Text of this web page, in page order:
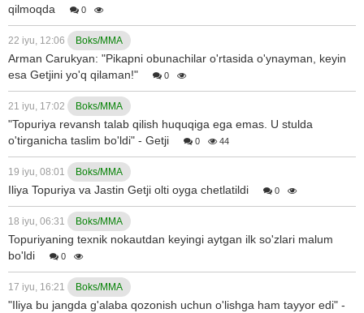
qilmoqda
0
22 iyu, 12:06 Boks/MMA
Arman Carukyan: "Pikapni obunachilar o'rtasida o'ynayman, keyin
esa Getjini yo'q qilaman!"
0
21 iyu, 17:02 Boks/MMA
"Topuriya revansh talab qilish huquqiga ega emas. U stulda
o'tirganicha taslim bo'ldi" - Getji
0 44
19 iyu, 08:01 Boks/MMA
Iliya Topuriya va Jastin Getji olti oyga chetlatildi 0
18 iyu, 06:31 Boks/MMA
Topuriyaning texnik nokautdan keyingi aytgan ilk so'zlari malum
bo'ldi
0
17 iyu, 16:21 Boks/MMA
"Iliya bu jangda g'alaba qozonish uchun o'lishga ham tayyor edi" -